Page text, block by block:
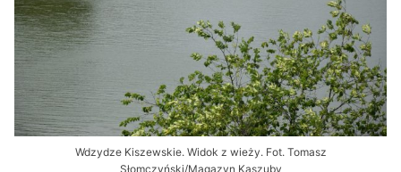
Wdzydze Kiszewskie. Widok z wieży. Fot. Tomasz
Słomczyński/Magazyn Kaszuby